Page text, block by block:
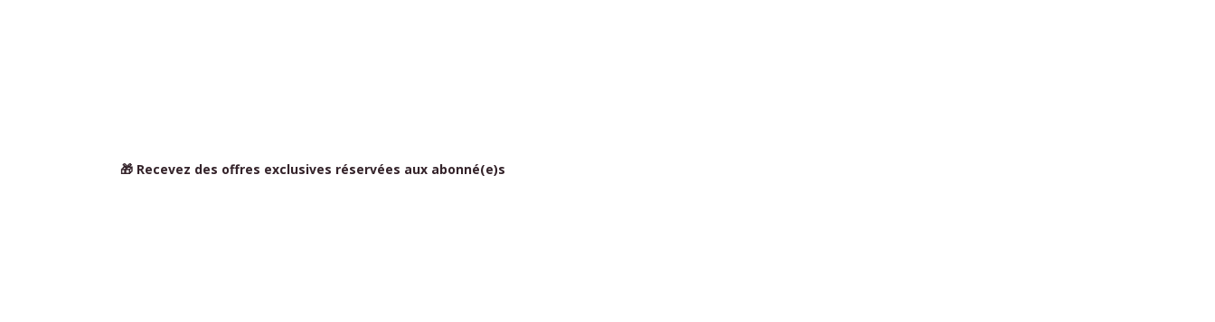
🎁 Recevez des offres exclusives réservées aux abonné(e)s